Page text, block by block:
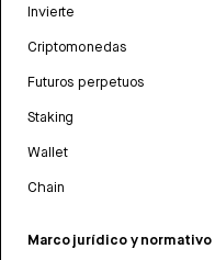
Invierte
Criptomonedas
Futuros perpetuos
Staking
Wallet
Chain
Marco jurídico y normativo